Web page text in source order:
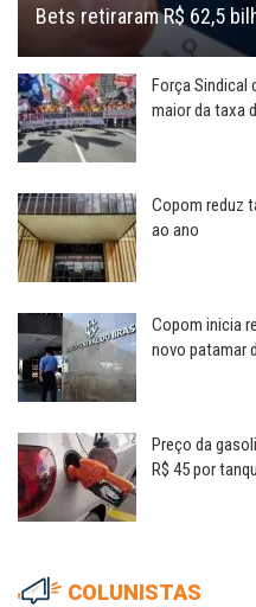
Bets retiraram R$ 62,5
Força Sindical
maior da taxa
Copom reduz
ao ano
Copom inicia
novo patamar
Preço da
R$ 45 por
COLUNISTAS